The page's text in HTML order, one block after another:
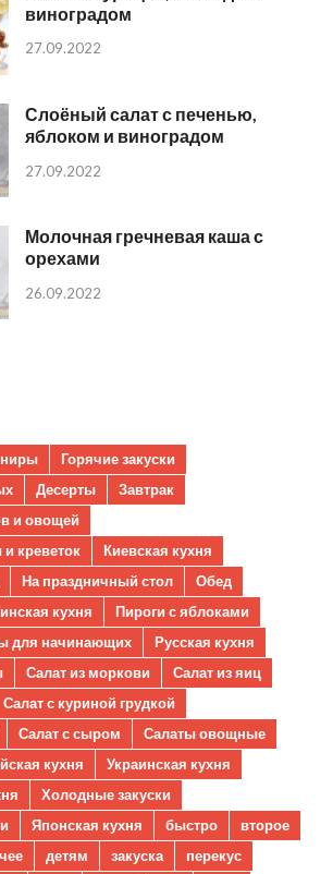
виноградом
27.09.2022
Слоёный салат с печенью,
яблоком и виноградом
27.09.2022
Молочная гречневая каша с
орехами
26.09.2022
Горячие закуски
Десерты
Завтрак
и овощей
креветок
Киевская кухня
На праздничный стол
Обед
кухня
Пироги с яблоками
для начинающих
Русская кухня
Салат из моркови
Салат из яиц
Салат с куриной грудкой
Салат с сыром
Салаты овощные
кухня
Украинская кухня
Холодные закуски
Японская кухня быстро
второе
детям закуска
перекус